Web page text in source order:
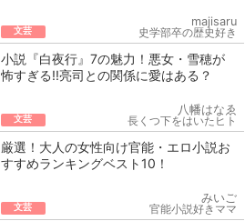
文芸
majisaru
史学部卒の歴史好き
小説『白夜行』7の魅力！悪女・雪穂が
怖すぎる!!亮司との関係に愛はある？
文芸
八幡はなゑ
長くつ下をはいたヒト
厳選！大人の女性向け官能・エロ小説お
すすめランキングベスト10！
文芸
みいご
官能小説好きママ